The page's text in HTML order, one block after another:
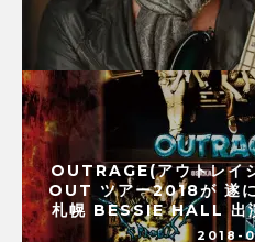
OUTRAGE(アウトレイ
OUT ツアー2018が 遂
札幌 BESSIE HALL 出
2018-